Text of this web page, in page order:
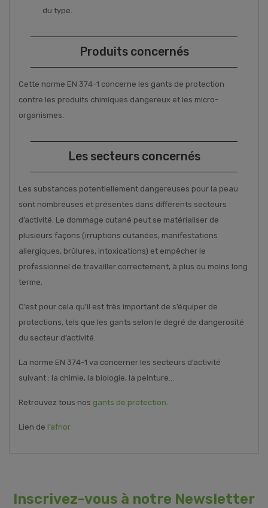
du type.
Produits concernés
Cette norme EN 374-1 concerne les gants de protection
contre les produits chimiques dangereux et les micro-
organismes.
Les secteurs concernés
Les substances potentiellement dangereuses pour la peau
sont nombreuses et présentes dans différents secteurs
d’activité. Le dommage cutané peut se matérialiser de
plusieurs façons (irruptions cutanées, manifestations
allergiques, brûlures, intoxications) et empêcher le
professionnel de travailler correctement, à plus ou moins long
terme.
C’est pour cela qu’il est très important de s’équiper de
protections, tels que les gants selon le degré de dangerosité
du secteur d’activité.
La norme EN 374-1 va concerner les secteurs d’activité
suivant : la chimie, la biologie, la peinture…
Retrouvez tous nos gants de protection
Lien de l’afnor
Inscrivez-vous à notre Newsletter